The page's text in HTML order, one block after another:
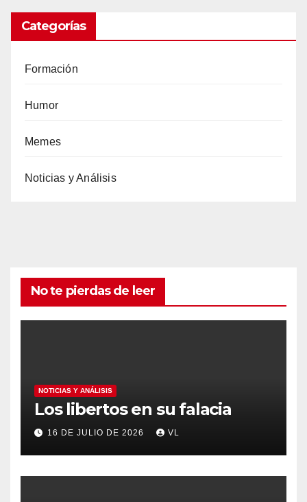
Categorías
Formación
Humor
Memes
Noticias y Análisis
No te pierdas de leer
NOTICIAS Y ANÁLISIS
Los libertos en su falacia
16 DE JULIO DE 2026 VL